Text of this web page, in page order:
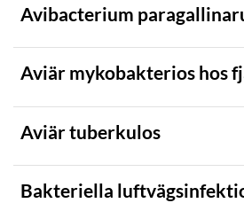
Avibacterium
Aviär mykobakterios hos
Aviär tuberkulos
Bakteriella